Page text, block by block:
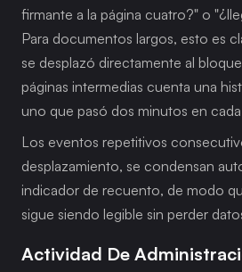
firmante a la página cuatro?" o
Para documentos largos, esto es
se desplazó directamente al
páginas intermedias cuenta una
uno que pasó dos minutos en
Los eventos repetitivos
desplazamiento, se condensan
indicador de recuento, de modo
sigue siendo legible sin perder
Actividad De